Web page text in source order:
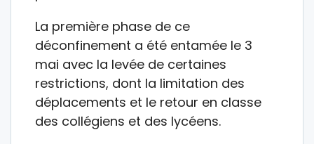
La première phase de ce
déconfinement a été entamée le 3
mai avec la levée de certaines
restrictions, dont la limitation des
déplacements et le retour en classe
des collégiens et des lycéens.